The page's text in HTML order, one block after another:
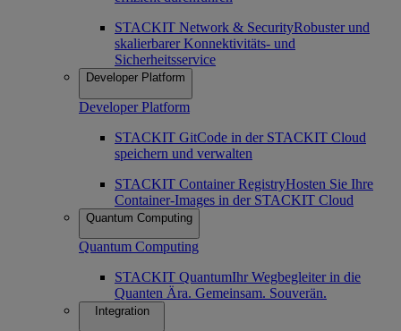
STACKIT Network & SecurityRobuster und
skalierbarer Konnektivitäts- und
Sicherheitsservice
Developer Platform
Developer Platform
STACKIT GitCode in der STACKIT Cloud
speichern und verwalten
STACKIT Container RegistryHosten Sie Ihre
Container-Images in der STACKIT Cloud
Quantum Computing
Quantum Computing
STACKIT QuantumIhr Wegbegleiter in die
Quanten Ära. Gemeinsam. Souverän.
Integration